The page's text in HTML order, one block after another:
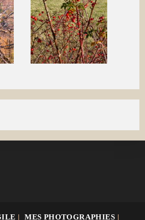
MES PHOTOGRAPHIES